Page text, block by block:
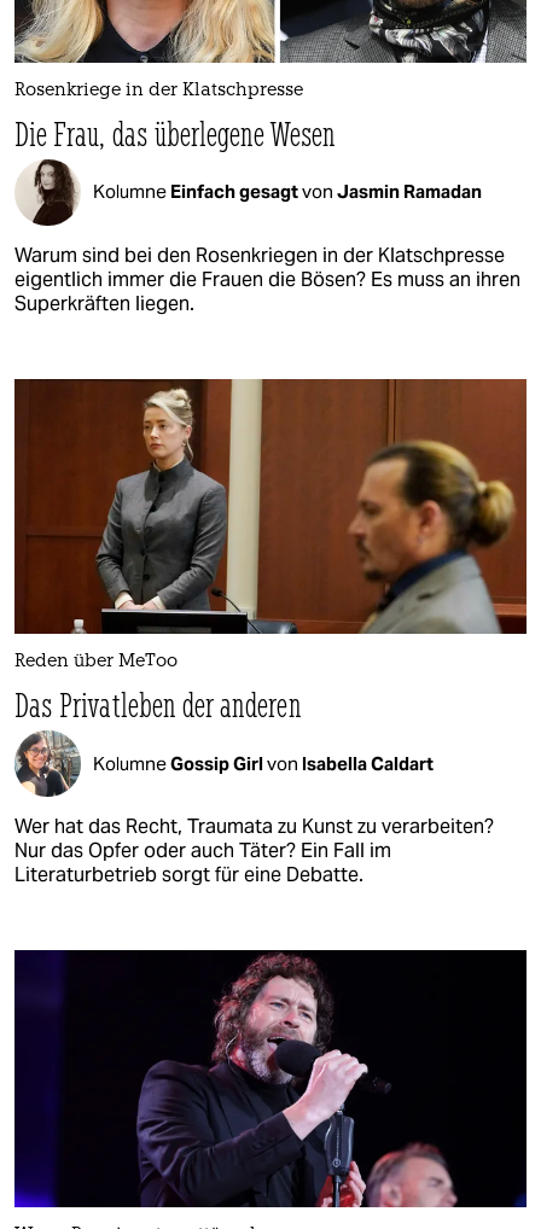
Rosenkriege in der Klatschpresse
Die Frau, das überlegene Wesen
Kolumne Einfach gesagtvon Jasmin Ramadan
Warum sind bei den Rosenkriegen in der Klatschpresse
eigentlich immer die Frauen die Bösen? Es muss an ihren
Superkräften liegen.
Reden über MeToo
Das Privatleben der anderen
KolumneGossip Girlvon Isabella Caldart
Wer hat das Recht, Traumata zu Kunst zu verarbeiten?
Nur das Opfer oder auch Täter? Ein Fall im
Literaturbetrieb sorgt für eine Debatte.